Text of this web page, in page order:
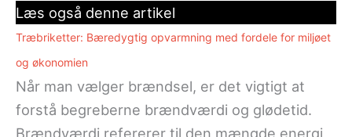
Læs også denne artikel
Træbriketter: Bæredygtig opvarmning med fordele for miljøet
og økonomien
Når man vælger brændsel, er det vigtigt at
forstå begreberne brændværdi og glødetid.
Brændværdi refererer til den mængde energi,